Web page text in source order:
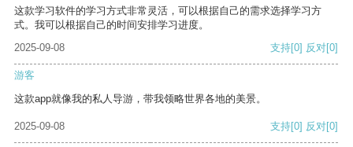
这款学习软件的学习方式非常灵活，可以根据自己的需求选择学习方
式。我可以根据自己的时间安排学习进度。
2025-09-08
支持[0] 反对[0]
游客
这款app就像我的私人导游，带我领略世界各地的美景。
2025-09-08 支持[0] 反对[0]